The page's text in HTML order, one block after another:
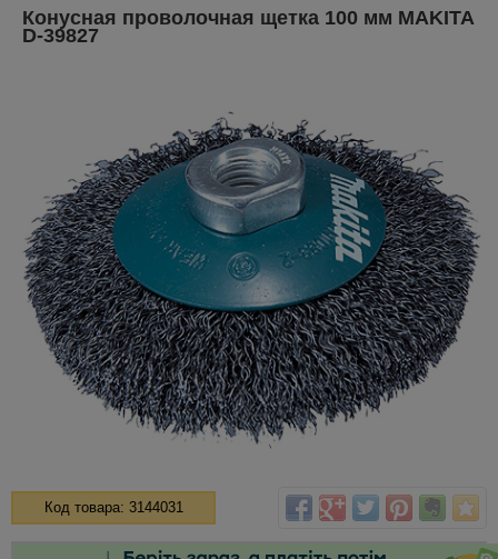
Конусная проволочная щетка 100 мм MAKITA
D-39827
Код товара: 3144031